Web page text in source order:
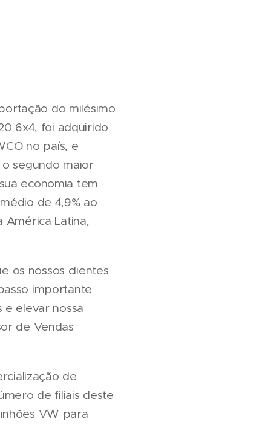
do milésimo
6x4, foi adquirido
no país, e
segundo maior
economia tem
de 4,9% ao
América Latina,
os nossos clientes
importante
elevar nossa
de Vendas
de
de filiais deste
VW para